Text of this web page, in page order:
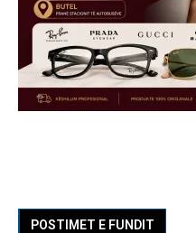
POSTIMET E FUNDIT